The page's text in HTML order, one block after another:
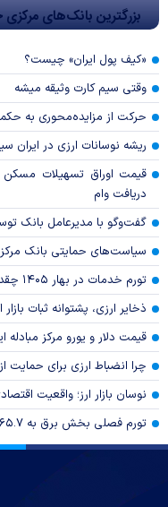
بزرگترین بانک‌های
«کیف پول ایران» چیست؟
وقتی سیم کارت وثیقه میشه
حرکت از مزایده‌محوری به
ریشه نوسانات ارزی در ایران
قیمت اوراق تسهیلات
دریافت وام
گفت‌وگو با مدیرعامل بانک
سیاست‌های حمایتی بانک مرکزی
تورم خدمات در بهار ۱۴۰۵ چقدر شد؟
ذخایر ارزی، پشتوانه ثبات بازار
قیمت دلار و یورو مرکز مبادله ایران؛
چرا انضباط ارزی برای حمایت
نوسان بازار ارز؛ واقعیت
تورم فصلی بخش برق به ۶۵.۷ درصد رسید